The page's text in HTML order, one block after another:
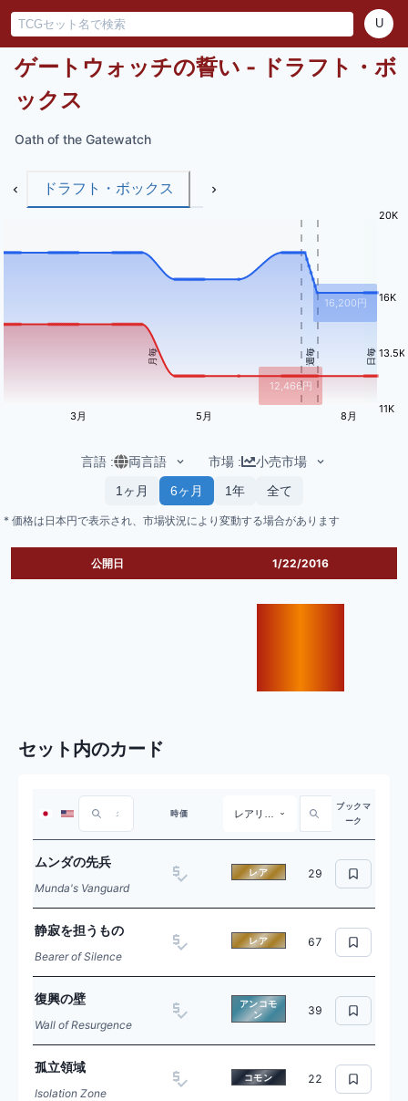
U
ゲートウォッチの誓い - ドラフト・ボ
ックス
Oath of the Gatewatch
ドラフト・ボックス
月毎 週毎 日毎
11K
13.5K
16K
20K
3月 5月 8月
16,200円
12,466円
言語 : 両言語 市場 :
小売市場
1ヶ月
6ヶ月 1年 全て
* 価格は日本円で表示され、市場状況により変動する場合があります
公開日 1/22/2016
セット内のカード
時価 レアリティ
ブックマ
ーク
ムンダの先兵
Munda's Vanguard
レア 29
静寂を担うもの
Bearer of Silence
レア 67
復興の壁
Wall of Resurgence
アンコモ
ン
39
孤立領域
Isolation Zone
コモン 22